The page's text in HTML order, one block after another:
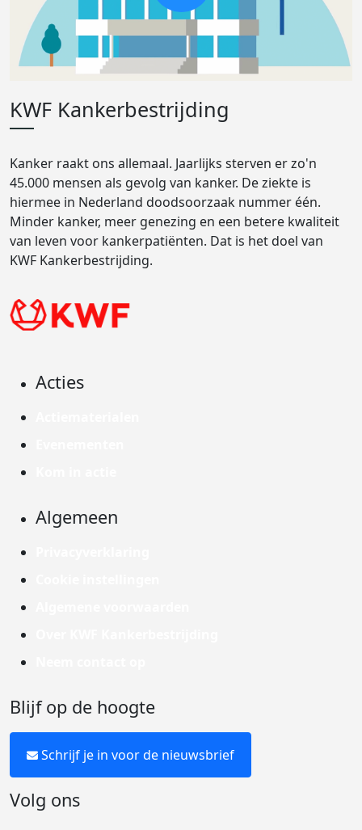
KWF Kankerbestrijding
Kanker raakt ons allemaal. Jaarlijks sterven er zo'n
45.000 mensen als gevolg van kanker. De ziekte is
hiermee in Nederland doodsoorzaak nummer één.
Minder kanker, meer genezing en een betere kwaliteit
van leven voor kankerpatiënten. Dat is het doel van
KWF Kankerbestrijding.
Acties
Algemeen
Blijf op de hoogte
Schrijf je in voor de nieuwsbrief
Volg ons